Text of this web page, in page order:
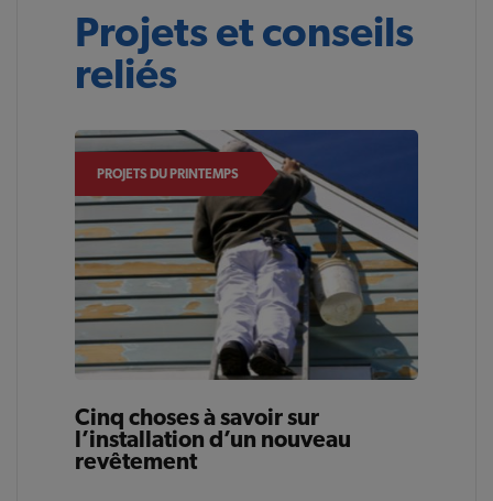
Projets et conseils
reliés
PROJETS DU PRINTEMPS
Cinq choses à savoir sur
l’installation d’un nouveau
revêtement